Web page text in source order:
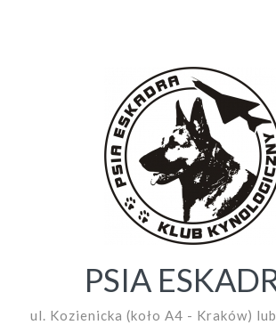
PSIA
ul. Kozienicka (koło A4 - Kraków)